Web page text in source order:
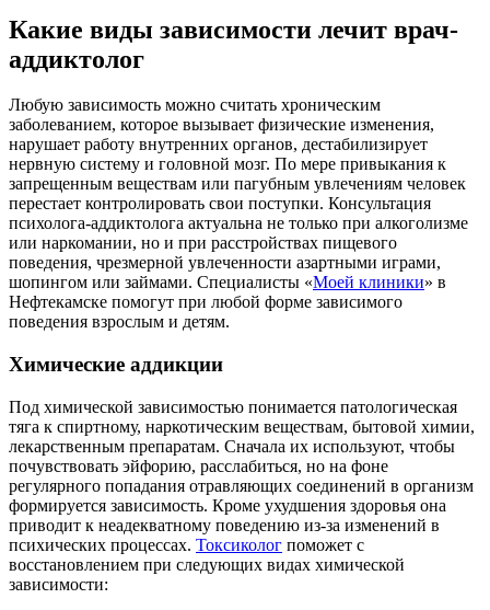
Какие виды зависимости лечит врач-
аддиктолог
Любую зависимость можно считать хроническим
заболеванием, которое вызывает физические изменения,
нарушает работу внутренних органов, дестабилизирует
нервную систему и головной мозг. По мере привыкания к
запрещенным веществам или пагубным увлечениям человек
перестает контролировать свои поступки. Консультация
психолога-аддиктолога актуальна не только при алкоголизме
или наркомании, но и при расстройствах пищевого
поведения, чрезмерной увлеченности азартными играми,
шопингом или займами. Специалисты «Моей клиники» в
Нефтекамске помогут при любой форме зависимого
поведения взрослым и детям.
Химические аддикции
Под химической зависимостью понимается патологическая
тяга к спиртному, наркотическим веществам, бытовой химии,
лекарственным препаратам. Сначала их используют, чтобы
почувствовать эйфорию, расслабиться, но на фоне
регулярного попадания отравляющих соединений в организм
формируется зависимость. Кроме ухудшения здоровья она
приводит к неадекватному поведению из-за изменений в
психических процессах. Токсиколог поможет с
восстановлением при следующих видах химической
зависимости: